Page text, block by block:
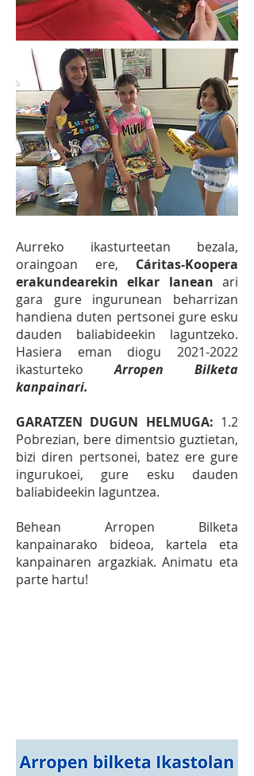
Aurreko ikasturteetan bezala,
oraingoan ere, Cáritas-Koopera
erakundearekin elkar lanean ari
gara gure ingurunean beharrizan
handiena duten pertsonei gure esku
dauden baliabideekin laguntzeko.
Hasiera eman diogu2021-2022
ikasturtekoArropen Bilketa
kanpainari.
GARATZEN DUGUN HELMUGA: 1.2
Pobrezian, bere dimentsio guztietan,
bizi diren pertsonei, batez ere gure
ingurukoei, gure esku dauden
baliabideekin laguntzea.
Behean Arropen Bilketa
kanpainarako bideoa, kartela eta
kanpainaren argazkiak. Animatu eta
parte hartu!